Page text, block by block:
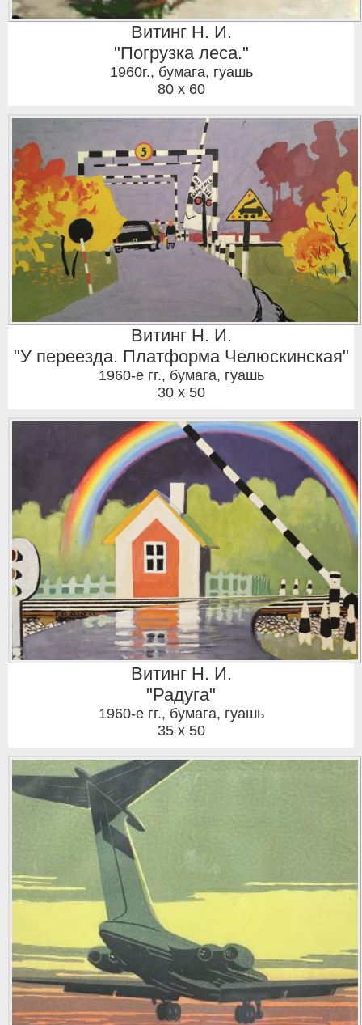
Витинг Н. И.
"Погрузка леса."
1960г., бумага, гуашь
80 x 60
Витинг Н. И.
"У переезда. Платформа Челюскинская"
1960-е гг., бумага, гуашь
30 x 50
Витинг Н. И.
"Радуга"
1960-е гг., бумага, гуашь
35 x 50